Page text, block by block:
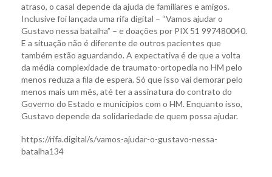
atraso, o casal depende da ajuda de familiares e amigos.
Inclusive foi lançada uma rifa digital – “Vamos ajudar o
Gustavo nessa batalha” – e doações por PIX 51 997480040.
E a situação não é diferente de outros pacientes que
também estão aguardando. A expectativa é de que a volta
da média complexidade de traumato-ortopedia no HM pelo
menos reduza a fila de espera. Só que isso vai demorar pelo
menos mais um mês, até ter a assinatura do contrato do
Governo do Estado e municípios com o HM. Enquanto isso,
Gustavo depende da solidariedade de quem possa ajudar.
https://rifa.digital/s/vamos-ajudar-o-gustavo-nessa-
batalha134